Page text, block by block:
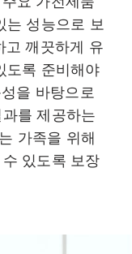
는 성능으로 보
고 깨끗하게 유
도록 준비해야
을 바탕으로
를 제공하는
가족을 위해
있도록 보장